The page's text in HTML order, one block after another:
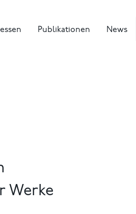
Publikationen News
Werke